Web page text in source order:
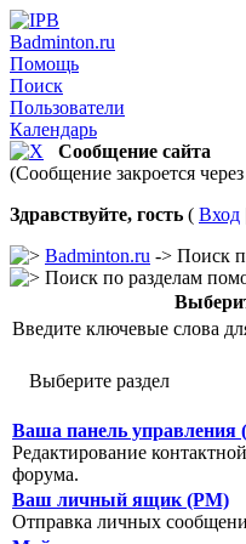
Badminton.ru
Помощь
Поиск
Пользователи
Календарь
Сообщение сайта
(Сообщение закроется
Здравствуйте, гость ( Вход
Badminton.ru -> Поиск
Поиск по разделам
Введите ключевые слова
Выберите раздел
Ваша панель
Редактирование
форума.
Ваш личный ящик (PM)
Отправка личных